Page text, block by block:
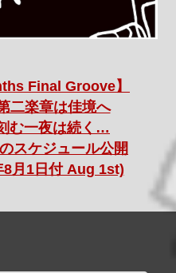
Final Groove】
二楽章は佳境へ
む一夜は続く…
スケジュール公開
8月1日付 Aug 1st)